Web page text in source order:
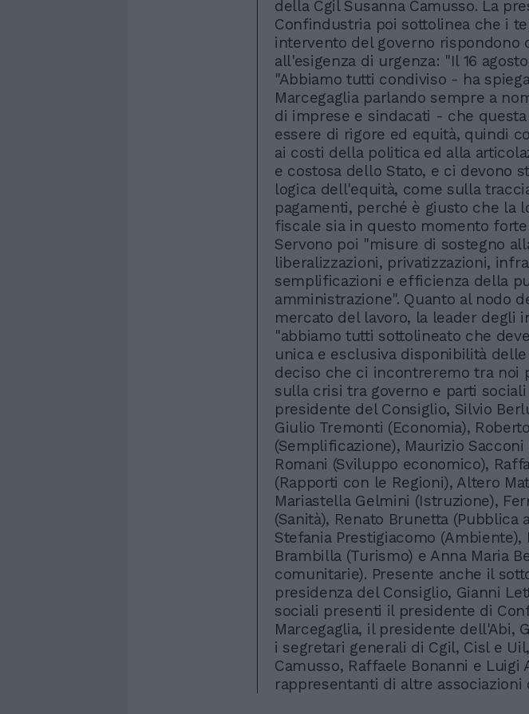
della Cgil Susanna Camusso. La
Confindustria poi sottolinea che i
intervento del governo rispondono
all'esigenza di urgenza: "Il 16
"Abbiamo tutti condiviso - ha
Marcegaglia parlando sempre a
di imprese e sindacati - che
essere di rigore ed equità, quindi
ai costi della politica ed alla
e costosa dello Stato, e ci devono
logica dell'equità, come sulla
pagamenti, perché è giusto che la
fiscale sia in questo momento forte
Servono poi "misure di sostegno
liberalizzazioni, privatizzazioni,
semplificazioni e efficienza della
amministrazione". Quanto al nodo
mercato del lavoro, la leader degli
"abbiamo tutti sottolineato che
unica e esclusiva disponibilità
deciso che ci incontreremo tra noi
sulla crisi tra governo e parti
presidente del Consiglio, Silvio
Giulio Tremonti (Economia),
(Semplificazione), Maurizio Sacconi
Romani (Sviluppo economico),
(Rapporti con le Regioni), Altero
Mariastella Gelmini (Istruzione),
(Sanità), Renato Brunetta (Pubblica
Stefania Prestigiacomo (Ambiente),
Brambilla (Turismo) e Anna Maria
comunitarie). Presente anche il
presidenza del Consiglio, Gianni
sociali presenti il presidente di
Marcegaglia, il presidente dell'Abi,
i segretari generali di Cgil, Cisl e
Camusso, Raffaele Bonanni e Luigi
rappresentanti di altre associazioni